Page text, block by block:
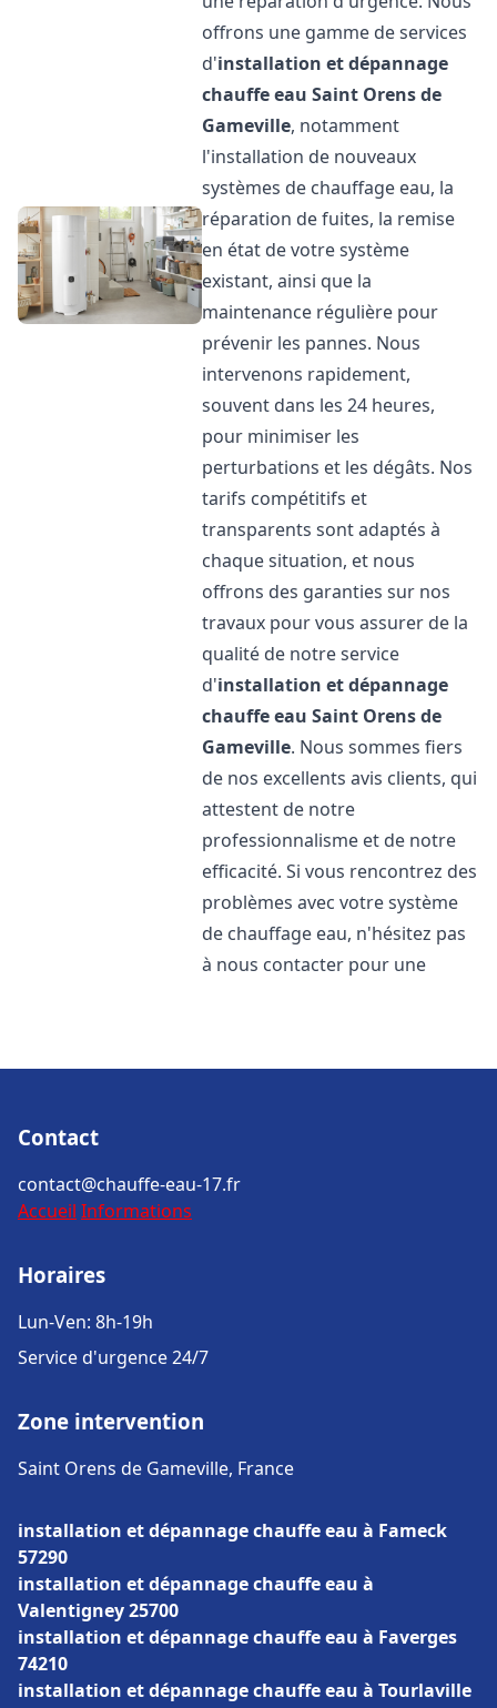
offrons une gamme de services
d'installation et dépannage
chauffe eau Saint Orens de
Gameville, notamment
l'installation de nouveaux
systèmes de chauffage eau, la
réparation de fuites, la remise
en état de votre système
existant, ainsi que la
maintenance régulière pour
prévenir les pannes. Nous
intervenons rapidement,
souvent dans les 24 heures,
pour minimiser les
perturbations et les dégâts. Nos
tarifs compétitifs et
transparents sont adaptés à
chaque situation, et nous
offrons des garanties sur nos
travaux pour vous assurer de la
qualité de notre service
d'installation et dépannage
chauffe eau Saint Orens de
Gameville. Nous sommes fiers
de nos excellents avis clients, qui
attestent de notre
professionnalisme et de notre
efficacité. Si vous rencontrez des
problèmes avec votre système
de chauffage eau, n'hésitez pas
à nous contacter pour une
Contact
contact@chauffe-eau-17.fr
Accueil Informations
Horaires
Lun-Ven: 8h-19h
Service d'urgence 24/7
Zone intervention
Saint Orens de Gameville, France
installation et dépannage chauffe eau à Fameck
57290
installation et dépannage chauffe eau à
Valentigney 25700
installation et dépannage chauffe eau à Faverges
74210
installation et dépannage chauffe eau à Tourlaville